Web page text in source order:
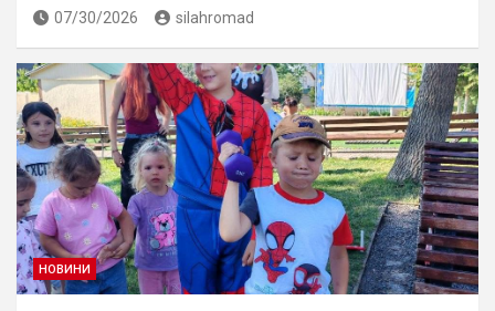
07/30/2026 silahromad
НОВИНИ